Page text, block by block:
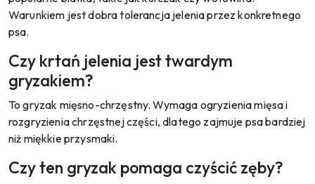
Warunkiem jest dobra tolerancja jelenia przez konkretnego
psa.
Czy krtań jelenia jest twardym
gryzakiem?
To gryzak mięsno-chrzęstny. Wymaga ogryzienia mięsa i
rozgryzienia chrzęstnej części, dlatego zajmuje psa bardziej
niż miękkie przysmaki.
Czy ten gryzak pomaga czyścić zęby?